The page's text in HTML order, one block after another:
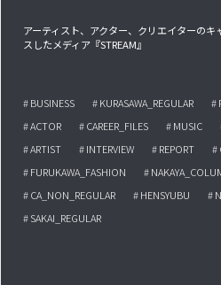
アーティスト、アクター、クリエイターの
スしたメディア『STREAM』
# BUSINESS # KURASAWA_REGULAR #
# ACTOR
# CAREER_FILES # MUSIC
# ARTIST
# INTERVIEW # REPORT
#
# FURUKAWA_FASHION
#
# CA_NON_REGULAR
# HENSYUBU
#
# SAKAI_REGULAR